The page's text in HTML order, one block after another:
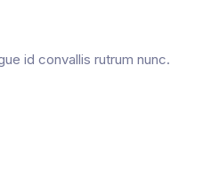
id convallis rutrum nunc.